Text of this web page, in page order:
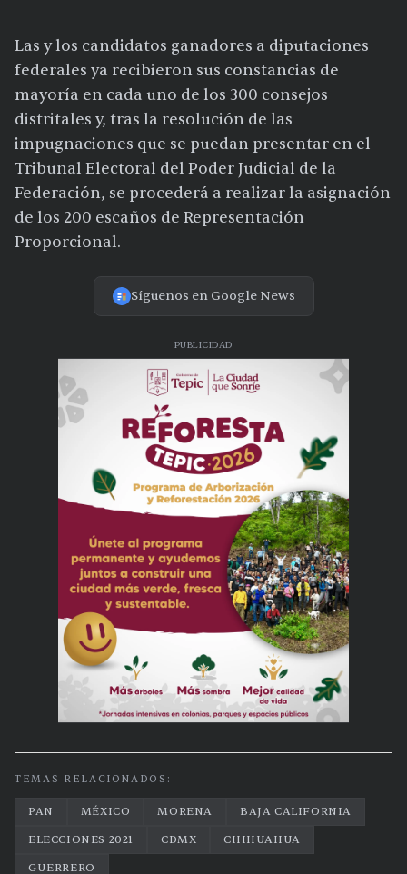
Las y los candidatos ganadores a diputaciones
federales ya recibieron sus constancias de
mayoría en cada uno de los 300 consejos
distritales y, tras la resolución de las
impugnaciones que se puedan presentar en el
Tribunal Electoral del Poder Judicial de la
Federación, se procederá a realizar la asignación
de los 200 escaños de Representación
Proporcional.
Síguenos en Google News
PUBLICIDAD
TEMAS RELACIONADOS:
PAN MÉXICO MORENA
BAJA CALIFORNIA
ELECCIONES 2021
CDMX
CHIHUAHUA
GUERRERO